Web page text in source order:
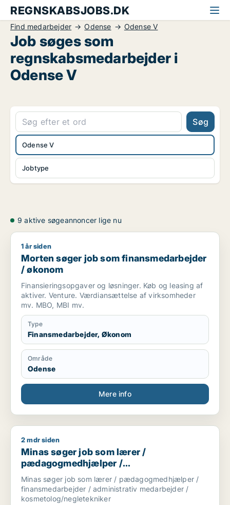
REGNSKABSJOBS.DK
Find medarbejder Odense Odense V
Job søges som
regnskabsmedarbejder i
Odense V
Søg
Jobtype
Odense V
9 aktive søgeannoncer lige nu
Morten søger job som finansmedarbejder / økonom
1 år siden
Morten søger job som finansmedarbejder
/ økonom
Finansieringsopgaver og løsninger. Køb og leasing af
aktiver. Venture. Værdiansættelse af virksomheder
mv. MBO, MBI mv.
Type
Finansmedarbejder, Økonom
Område
Odense
Mere info
Minas søger job som lærer / pædagogmedhjælper /
2 mdr siden
Minas søger job som lærer /
pædagogmedhjælper /
finansmedarbejder / administrativ
medarbejder / kosmetolog/negletekniker
Minas søger job som lærer / pædagogmedhjælper /
finansmedarbejder / administrativ medarbejder /
kosmetolog/negletekniker